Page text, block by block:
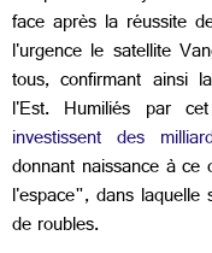
face après la réussite
l'urgence le satellite
tous, confirmant ainsi
l'Est. Humiliés par
investissent des
donnant naissance à
l'espace", dans
de roubles.